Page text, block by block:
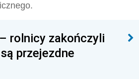
rolnicy zakończyli
przejezdne